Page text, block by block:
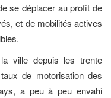
se déplacer au profit de
et de mobilités actives
ville depuis les trente
de motorisation des
a peu à peu envahi